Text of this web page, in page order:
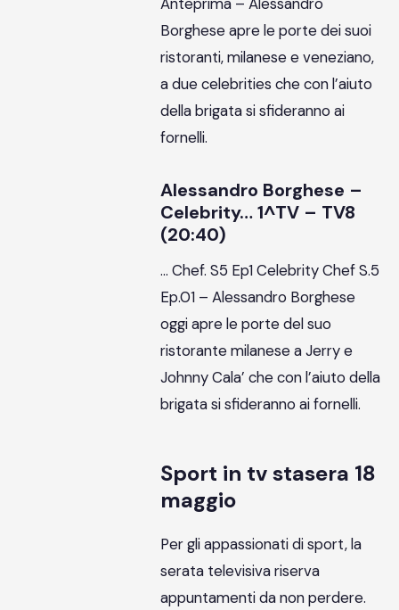
Borghese apre le porte dei suoi
ristoranti, milanese e veneziano,
a due celebrities che con l’aiuto
della brigata si sfideranno ai
fornelli.
Alessandro Borghese –
Celebrity… 1^TV – TV8
(20:40)
… Chef. S5 Ep1 Celebrity Chef S.5
Ep.01 – Alessandro Borghese
oggi apre le porte del suo
ristorante milanese a Jerry e
Johnny Cala’ che con l’aiuto della
brigata si sfideranno ai fornelli.
Sport in tv stasera 18
maggio
Per gli appassionati di sport, la
serata televisiva riserva
appuntamenti da non perdere.